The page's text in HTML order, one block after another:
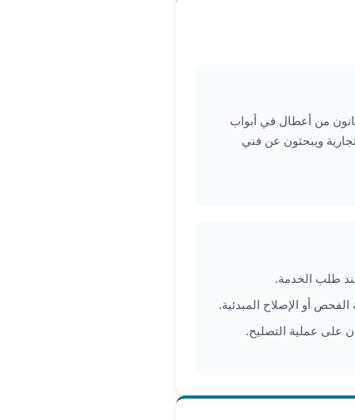
من أعطال في أبواب
ويبحثون عن فني
طلب الخدمة.
أو الإصلاح المبدئية.
على عملية التصليح.